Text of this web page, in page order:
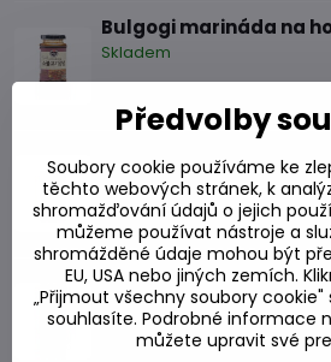
Bulgogi marináda na
Skladem
61,69 Kč
Marináda na hovězí
Skladem
92,40 Kč
Marináda na hovězí
Skladem
92,40 Kč
Předvolby
Soubory cookie používáme ke
těchto webových stránek, k
shromažďování údajů o jejich
můžeme používat nástroje a
shromážděné údaje mohou být
EU, USA nebo jiných zemích.
„Přijmout všechny soubory
souhlasíte. Podrobné informace
můžete upravit své